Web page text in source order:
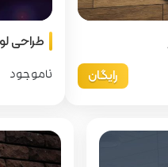
رایگان
طراحی
ناموجود